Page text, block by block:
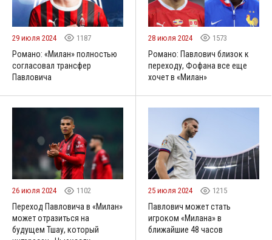
29 июля 2024 1187
Романо: «Милан» полностью
согласовал трансфер
Павловича
28 июля 2024 1573
Романо: Павлович близок к
переходу, Фофана все еще
хочет в «Милан»
26 июля 2024 1102
Переход Павловича в «Милан»
может отразиться на
будущем Тшау, который
25 июля 2024 1215
Павлович может стать
игроком «Милана» в
ближайшие 48 часов